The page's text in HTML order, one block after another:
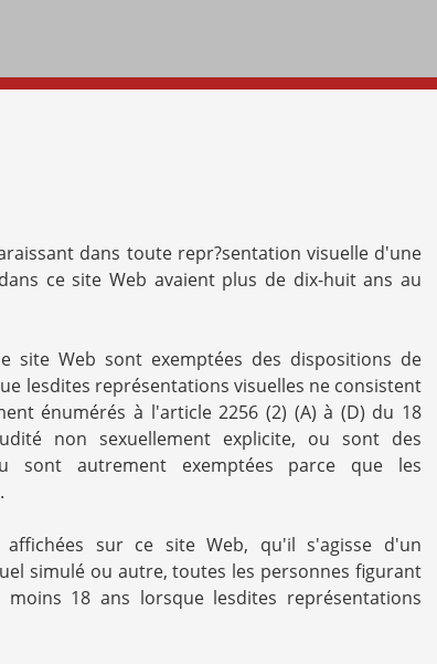
dans toute repr?sentation visuelle d'une
ce site Web avaient plus de dix-huit ans au
site Web sont exemptées des dispositions de
lesdites représentations visuelles ne consistent
énumérés à l'article 2256 (2) (A) à (D) du 18
non sexuellement explicite, ou sont des
sont autrement exemptées parce que les
sur ce site Web, qu'il s'agisse d'un
simulé ou autre, toutes les personnes figurant
18 ans lorsque lesdites représentations